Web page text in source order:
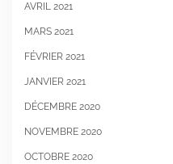
AVRIL 2021
MARS 2021
FÉVRIER 2021
JANVIER 2021
DÉCEMBRE 2020
NOVEMBRE 2020
OCTOBRE 2020